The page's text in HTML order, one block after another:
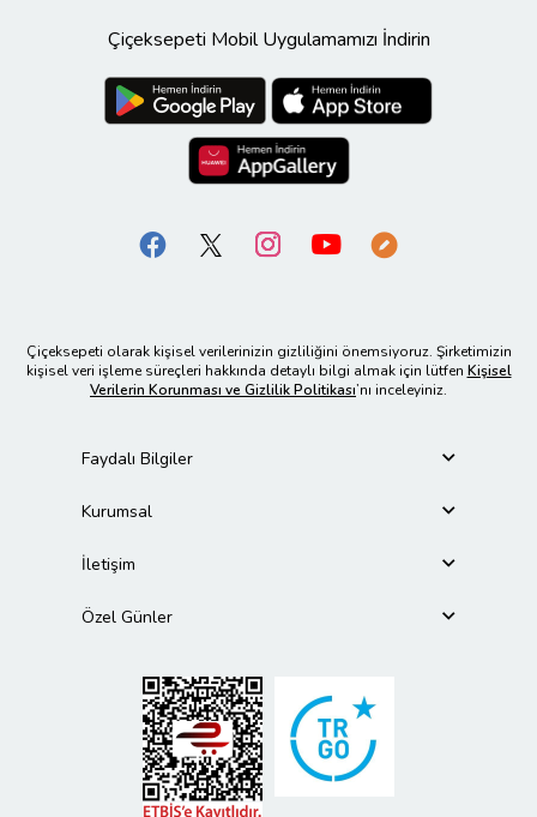
Çiçeksepeti Mobil Uygulamamızı İndirin
Çiçeksepeti olarak kişisel verilerinizin gizliliğini önemsiyoruz. Şirketimizin
kişisel veri işleme süreçleri hakkında detaylı bilgi almak için lütfen Kişisel
Verilerin Korunması ve Gizlilik Politikası’nı inceleyiniz.
Faydalı Bilgiler
Kurumsal
İletişim
Özel Günler